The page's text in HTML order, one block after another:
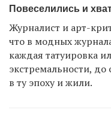
Повеселились и
Журналист и арт-
что в модных
каждая татуировка
экстремальности, до
в ту эпоху и жили.